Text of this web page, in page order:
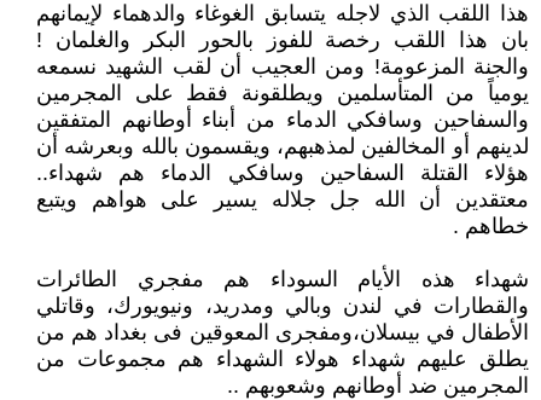
هذا اللقب الذي لاجله يتسابق الغوغاء والدهماء لإيمانهم
بان هذا اللقب رخصة للفوز بالحور البكر والغلمان !
والجنة المزعومة! ومن العجيب أن لقب الشهيد نسمعه
يومياً من المتأسلمين ويطلقونة فقط على المجرمين
والسفاحين وسافكي الدماء من أبناء أوطانهم المتفقين
لدينهم أو المخالفين لمذهبهم، ويقسمون بالله وبعرشه أن
هؤلاء القتلة السفاحين وسافكي الدماء هم شهداء..
معتقدين أن الله جل جلاله يسير على هواهم ويتبع
خطاهم .
شهداء هذه الأيام السوداء هم مفجري الطائرات
والقطارات في لندن وبالي ومدريد، ونيويورك، وقاتلي
الأطفال في بيسلان،ومفجرى المعوقين فى بغداد هم من
يطلق عليهم شهداء هولاء الشهداء هم مجموعات من
المجرمين ضد أوطانهم وشعوبهم ..